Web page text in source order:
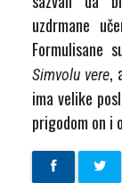
uzdrmane
Formulisane
Simvolu vere,
ima velike
prigodom on i